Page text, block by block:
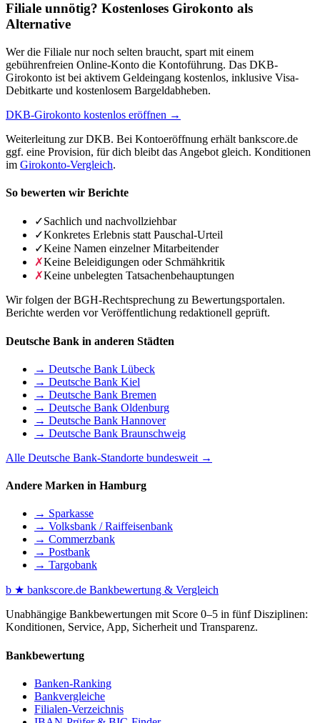
Filiale unnötig? Kostenloses Girokonto als
Alternative
Wer die Filiale nur noch selten braucht, spart mit einem
gebührenfreien Online-Konto die Kontoführung. Das DKB-
Girokonto ist bei aktivem Geldeingang kostenlos, inklusive Visa-
Debitkarte und kostenlosem Bargeldabheben.
DKB-Girokonto kostenlos eröffnen →
Weiterleitung zur DKB. Bei Kontoeröffnung erhält bankscore.de
ggf. eine Provision, für dich bleibt das Angebot gleich. Konditionen
im Girokonto-Vergleich.
So bewerten wir Berichte
✓Sachlich und nachvollziehbar
✓Konkretes Erlebnis statt Pauschal-Urteil
✓Keine Namen einzelner Mitarbeitender
✗Keine Beleidigungen oder Schmähkritik
✗Keine unbelegten Tatsachenbehauptungen
Wir folgen der BGH-Rechtsprechung zu Bewertungsportalen.
Berichte werden vor Veröffentlichung redaktionell geprüft.
Deutsche Bank in anderen Städten
→ Deutsche Bank Lübeck
→ Deutsche Bank Kiel
→ Deutsche Bank Bremen
→ Deutsche Bank Oldenburg
→ Deutsche Bank Hannover
→ Deutsche Bank Braunschweig
Alle Deutsche Bank-Standorte bundesweit →
Andere Marken in Hamburg
→ Sparkasse
→ Volksbank / Raiffeisenbank
→ Commerzbank
→ Postbank
→ Targobank
b ★ bankscore.de Bankbewertung & Vergleich
Unabhängige Bankbewertungen mit Score 0–5 in fünf Disziplinen:
Konditionen, Service, App, Sicherheit und Transparenz.
Bankbewertung
Banken-Ranking
Bankvergleiche
Filialen-Verzeichnis